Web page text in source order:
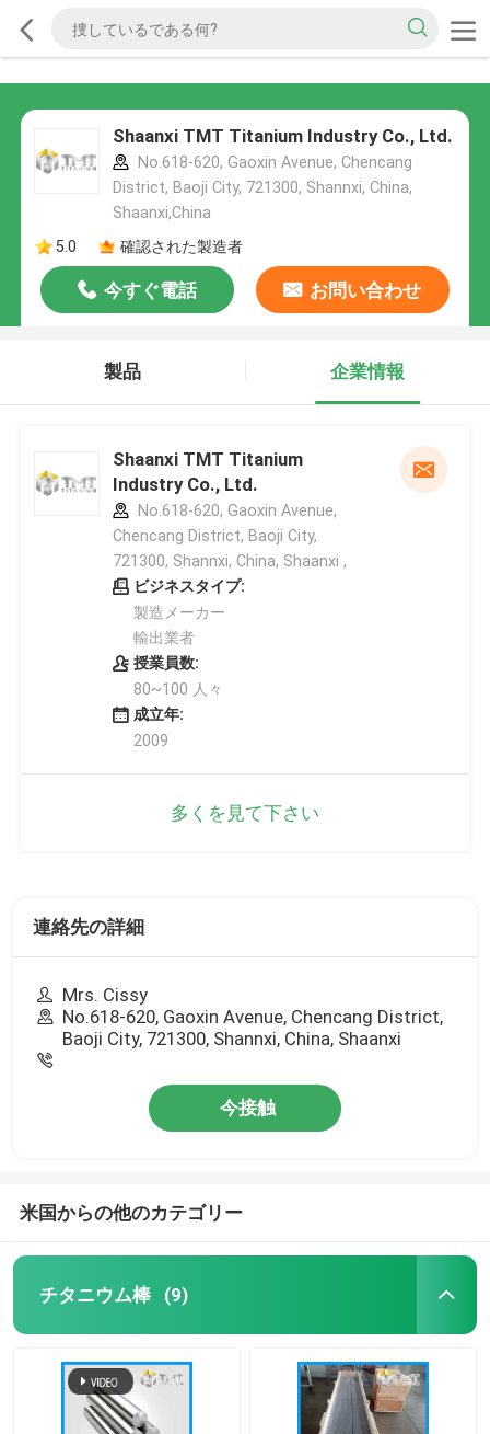
Shaanxi TMT Titanium Industry Co., Ltd.
No.618-620, Gaoxin Avenue, Chencang
District, Baoji City, 721300, Shannxi, China,
Shaanxi,China
5.0
確認された製造者
今すぐ電話 お問い合わせ
製品 企業情報
Shaanxi TMT Titanium
Industry Co., Ltd.
No.618-620, Gaoxin Avenue,
Chencang District, Baoji City,
721300, Shannxi, China, Shaanxi ,
ビジネスタイプ:
製造メーカー
輸出業者
授業員数:
80~100 人々
成立年:
2009
多くを見て下さい
連絡先の詳細
Mrs. Cissy
No.618-620, Gaoxin Avenue, Chencang District,
Baoji City, 721300, Shannxi, China, Shaanxi
今接触
米国からの他のカテゴリー
チタニウム棒 (9)